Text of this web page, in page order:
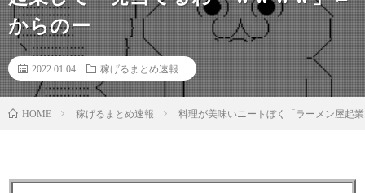
からのー
2022.01.04 稼げるまとめ速報
HOME 稼げるまとめ速報 料理が美味いニートぼく「ラーメン屋起